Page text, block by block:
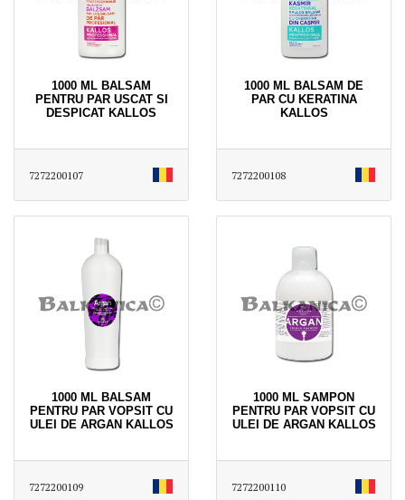
1000 ML BALSAM
PENTRU PAR USCAT SI
DESPICAT KALLOS
7272200107
1000 ML BALSAM DE
PAR CU KERATINA
KALLOS
7272200108
1000 ML BALSAM
PENTRU PAR VOPSIT CU
ULEI DE ARGAN KALLOS
7272200109
1000 ML SAMPON
PENTRU PAR VOPSIT CU
ULEI DE ARGAN KALLOS
7272200110